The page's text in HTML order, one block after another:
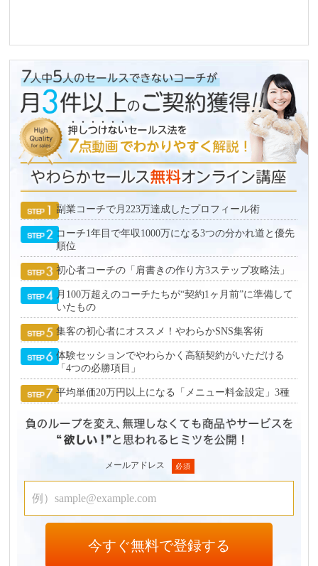
副業コーチで月223万達成したプロフィール術
コーチ1年目で年収1000万になる3つの分かれ道と優先
順位
初心者コーチの「肩書きの作り方3ステップ攻略法」
月100万超えのコーチたちが“契約1ヶ月前”に準備して
いたもの
集客の初心者にオススメ！やわらかSNS集客術
体験セッションでやわらかく高額契約がいただける
「4つの必勝項目」
平均単価20万円以上になる「メニュー料金設定」3種
メールアドレス